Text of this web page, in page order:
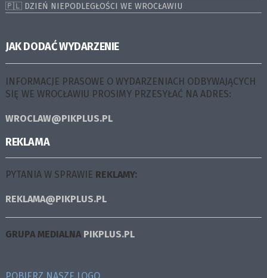
🇵🇱 DZIEŃ NIEPODLEGŁOŚCI WE WROCŁAWIU
JAK DODAĆ WYDARZENIE
INFORMACJE PRASOWE O WYDARZENIACH ODBYWAJĄCYCH
SIĘ WE WROCŁAWIU PROSIMY PRZESYŁAĆ NA ADRES:
WROCLAW@PIKPLUS.PL
REKLAMA
PYTANIA W SPRAWIE REKLAMY:
REKLAMA@PIKPLUS.PL
GRUPA MEDIALNA PIKPLUS.PL